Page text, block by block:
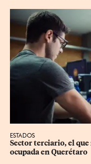
ESTADOS
Sector terciario, el
ocupada en Querétaro